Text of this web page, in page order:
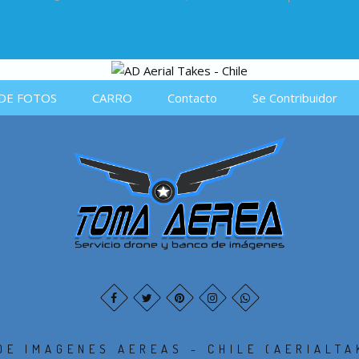
FOTOS CARRO Contacto Se Contribuidor
IMAGENES AEREAS - CHILE